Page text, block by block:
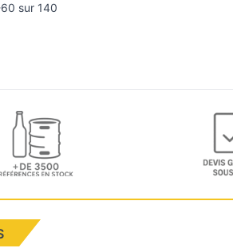
60 sur 140